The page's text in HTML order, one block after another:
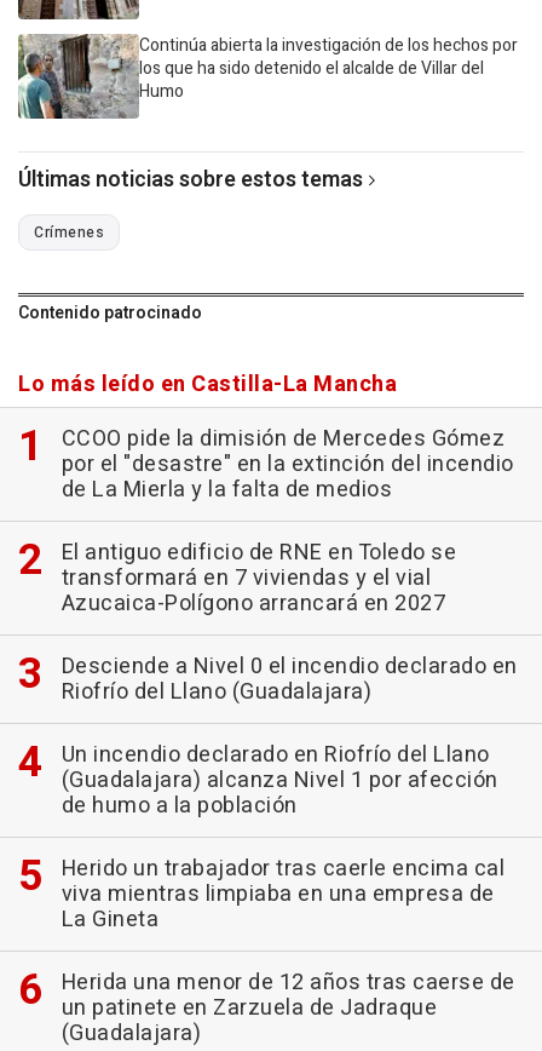
Continúa abierta la investigación de los hechos por
los que ha sido detenido el alcalde de Villar del
Humo
Últimas noticias sobre estos temas
Crímenes
Contenido patrocinado
Lo más leído en Castilla-La Mancha
CCOO pide la dimisión de Mercedes Gómez
por el "desastre" en la extinción del incendio
de La Mierla y la falta de medios
El antiguo edificio de RNE en Toledo se
transformará en 7 viviendas y el vial
Azucaica-Polígono arrancará en 2027
Desciende a Nivel 0 el incendio declarado en
Riofrío del Llano (Guadalajara)
Un incendio declarado en Riofrío del Llano
(Guadalajara) alcanza Nivel 1 por afección
de humo a la población
Herido un trabajador tras caerle encima cal
viva mientras limpiaba en una empresa de
La Gineta
Herida una menor de 12 años tras caerse de
un patinete en Zarzuela de Jadraque
(Guadalajara)